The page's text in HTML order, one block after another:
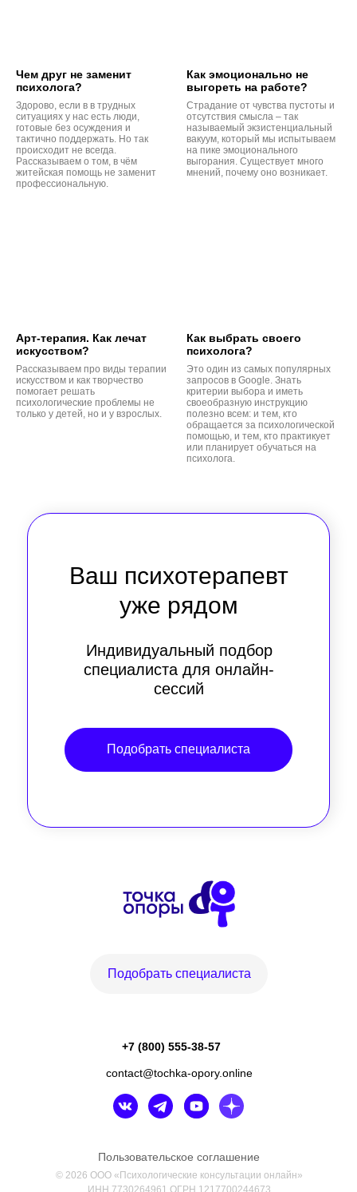
Чем друг не заменит
психолога?
Здорово, если в в трудных
ситуациях у нас есть люди,
готовые без осуждения и
тактично поддержать. Но так
происходит не всегда.
Рассказываем о том, в чём
житейская помощь не заменит
профессиональную.
Как эмоционально не
выгореть на работе?
Страдание от чувства пустоты и
отсутствия смысла – так
называемый экзистенциальный
вакуум, который мы испытываем
на пике эмоционального
выгорания. Существует много
мнений, почему оно возникает.
Арт-терапия. Как лечат
искусством?
Рассказываем про виды терапии
искусством и как творчество
помогает решать
психологические проблемы не
только у детей, но и у взрослых.
Как выбрать своего
психолога?
Это один из самых популярных
запросов в Google. Знать
критерии выбора и иметь
своеобразную инструкцию
полезно всем: и тем, кто
обращается за психологической
помощью, и тем, кто практикует
или планирует обучаться на
психолога.
Ваш психотерапевт
уже рядом
Индивидуальный подбор
специалиста для онлайн-
сессий
Подобрать специалиста
contact@tochka-opory.online
Пользовательское соглашение
Подобрать специалиста
© 2026 ООО «Психологические консультации онлайн»
ИНН 7730264961 ОГРН 1217700244673
+7 (800) 555-38-57